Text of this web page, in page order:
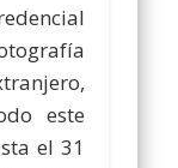
este
el 31